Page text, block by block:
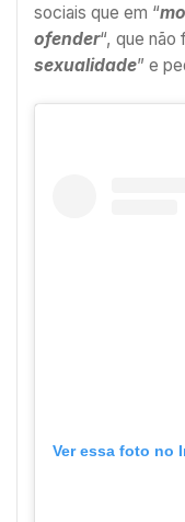
sociais que em “
ofender“, que não
sexualidade” e
Ver essa foto no